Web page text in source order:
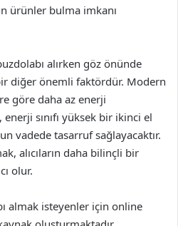
ürünler bulma imkanı
alırken göz önünde
diğer önemli faktördür. Modern
göre daha az enerji
sınıfı yüksek bir ikinci el
vadede tasarruf sağlayacaktır.
alıcıların daha bilinçli bir
olur.
almak isteyenler için online